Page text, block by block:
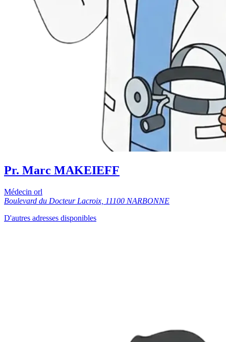
Pr. Marc MAKEIEFF
Médecin orl
Boulevard du Docteur Lacroix, 11100 NARBONNE
D'autres adresses disponibles